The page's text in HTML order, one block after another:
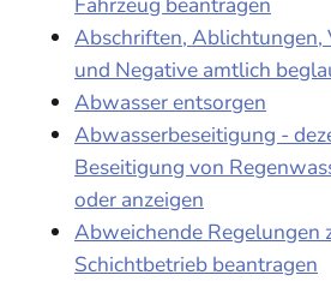
Abschriften,
und Negative amtlich
Abwasser entsorgen
Abwasserbeseitigung -
Beseitigung von
oder anzeigen
Abweichende Regelungen
Schichtbetrieb beantragen